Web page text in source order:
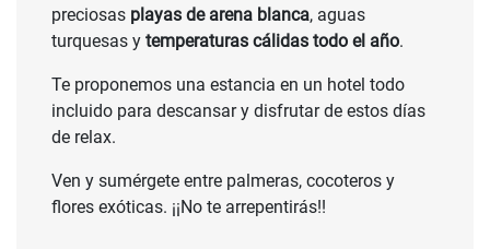
preciosas playas de arena blanca, aguas
turquesas y temperaturas cálidas todo el año.
Te proponemos una estancia en un hotel todo
incluido para descansar y disfrutar de estos días
de relax.
Ven y sumérgete entre palmeras, cocoteros y
flores exóticas. ¡¡No te arrepentirás!!